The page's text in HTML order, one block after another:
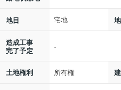
地目 宅地
造成工事
完了予定
-
土地権利 所有権